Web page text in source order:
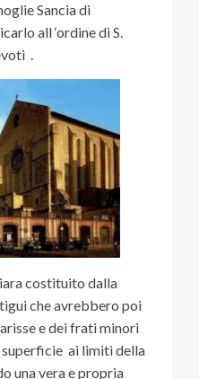
Sancia di
all ‘ordine di S.
.
costituito dalla
che avrebbero poi
e dei frati minori
ai limiti della
una vera e propria